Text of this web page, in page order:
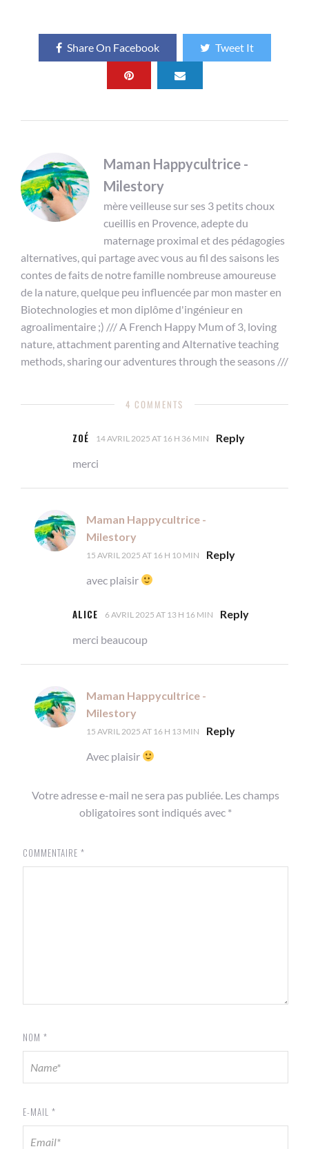
Share On Facebook Tweet It
Maman Happycultrice -
Milestory
mère veilleuse sur ses 3 petits choux
cueillis en Provence, adepte du
maternage proximal et des pédagogies
alternatives, qui partage avec vous au fil des saisons les
contes de faits de notre famille nombreuse amoureuse
de la nature, quelque peu influencée par mon master en
Biotechnologies et mon diplôme d'ingénieur en
agroalimentaire ;) /// A French Happy Mum of 3, loving
nature, attachment parenting and Alternative teaching
methods, sharing our adventures through the seasons ///
4 COMMENTS
ZOÉ 14 AVRIL 2025 AT 16 H 36 MIN
Reply
merci
Maman Happycultrice -
Milestory
15 AVRIL 2025 AT 16 H 10 MIN
Reply
avec plaisir
ALICE 6 AVRIL 2025 AT 13 H 16 MIN
Reply
merci beaucoup
Maman Happycultrice -
Milestory
15 AVRIL 2025 AT 16 H 13 MIN
Reply
Avec plaisir
Votre adresse e-mail ne sera pas publiée. Les champs
obligatoires sont indiqués avec *
COMMENTAIRE *
NOM *
E-MAIL *